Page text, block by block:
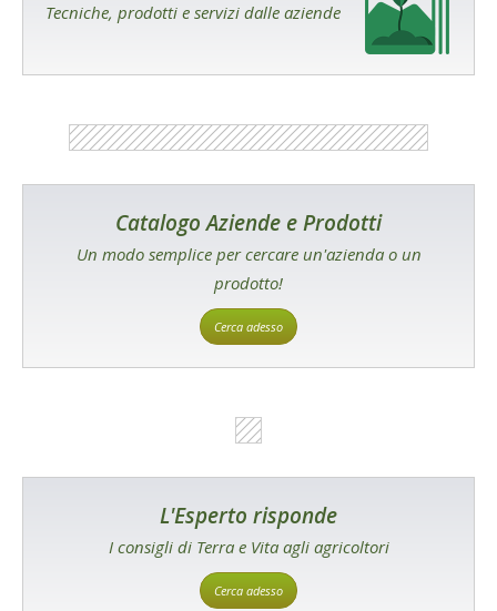
Tecniche, prodotti e servizi dalle aziende
Catalogo Aziende e Prodotti
Un modo semplice per cercare un'azienda o un
prodotto!
Cerca adesso
L'Esperto risponde
I consigli di Terra e Vita agli agricoltori
Cerca adesso